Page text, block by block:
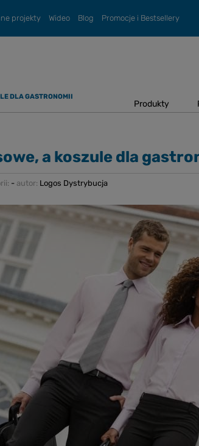
projekty Wideo Blog Promocje i Bestsellery
Produkty
DLA GASTRONOMII
a koszule dla
- autor: Logos Dystrybucja